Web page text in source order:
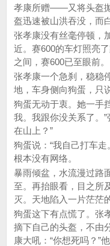
孝康所赠——又将头盔
盔迅速被山洪吞没，而
张孝康没有丝毫停顿，
近。赛600的车灯照亮
之间，赛600已至眼前。
张孝康一个急刹，稳稳
地，车身侧向狗蛋，只
狗蛋无动于衷。她一手
我。我跟你没关系了。
在山上？”
狗蛋说：“我自己打车
根本没有网络。
暴雨倾盆，水流漫过路
至。再抬眼看，目之所
灭。天地陷入一片茫茫
狗蛋这下有点慌了。张
摘下自己的头盔，不由
康大吼：“你想死吗？”